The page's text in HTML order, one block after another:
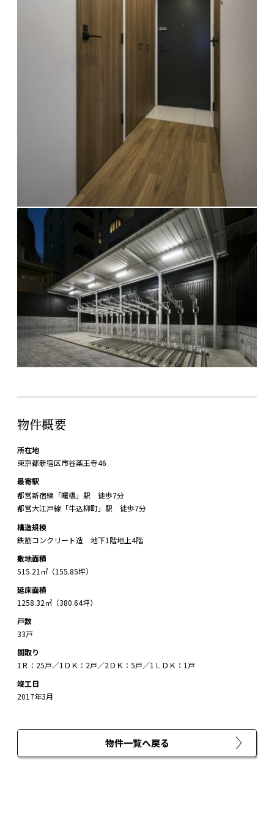
物件概要
所在地
東京都新宿区市谷薬王寺46
最寄駅
都営新宿線「曙橋」駅 徒歩7分
都営大江戸線「牛込柳町」駅 徒歩7分
構造規模
鉄筋コンクリート造 地下1階地上4階
敷地面積
515.21㎡（155.85坪）
延床面積
1258.32㎡（380.64坪）
戸数
33戸
間取り
1Ｒ：25戸／1ＤＫ：2戸／2ＤＫ：5戸／1ＬＤＫ：1戸
竣工日
2017年3月
物件一覧へ戻る